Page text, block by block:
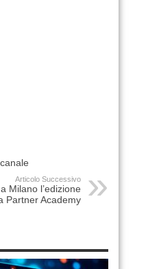
Articolo Successivo
Milano l’edizione
Partner Academy